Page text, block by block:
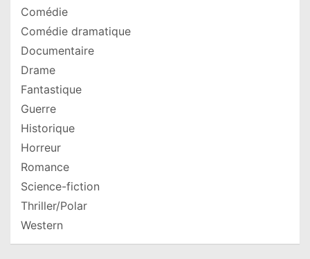
Comédie
Comédie dramatique
Documentaire
Drame
Fantastique
Guerre
Historique
Horreur
Romance
Science-fiction
Thriller/Polar
Western